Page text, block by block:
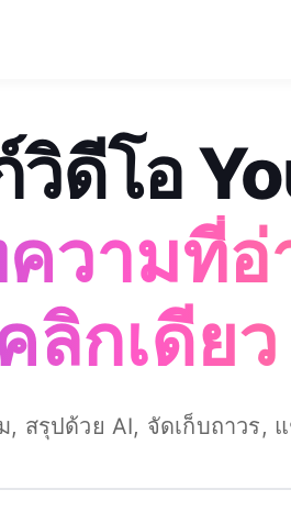
ดีโอ
วามที่อ่
ลิกเดียว
, สรุปด้วย AI, จัดเก็บถาวร,